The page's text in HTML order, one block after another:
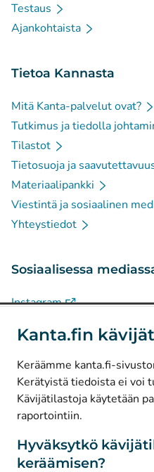
Kanta.fin
Keräämme kanta.fi-
Kerätyistä tiedoista ei voi
Kävijätilastoja käytetään
raportointiin.
Hyväksytkö
keräämisen?
Testaus
Ajankohtaista
Tietoa Kannasta
Mitä Kanta-palvelut ovat?
Tutkimus ja tiedolla
Tilastot
Tietosuoja ja
Materiaalipankki
Viestintä ja sosiaalinen
Yhteystiedot
Sosiaalisessa
Instagram(Avautuu uuteen
Facebook(Avautuu uuteen
© Kanta-Palvelut,
Tietosuoja
Tietoa sivustosta
Saavutettavuus